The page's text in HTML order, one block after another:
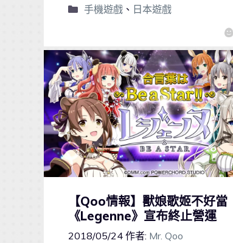
手機遊戲、 日本遊戲
【Qoo情報】獸娘歌姬不好當
《Legenne》宣布終止營運
2018/05/24 作者: Mr. Qoo